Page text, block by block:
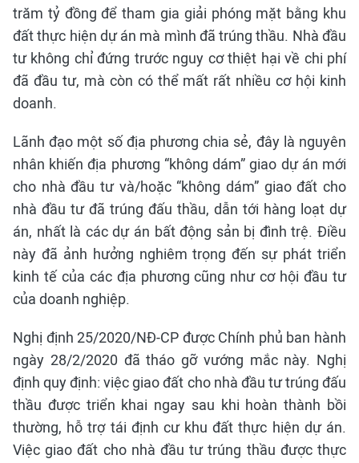
trăm tỷ đồng để tham gia giải phóng mặt bằng khu
đất thực hiện dự án mà mình đã trúng thầu. Nhà đầu
tư không chỉ đứng trước nguy cơ thiệt hại về chi phí
đã đầu tư, mà còn có thể mất rất nhiều cơ hội kinh
doanh.
Lãnh đạo một số địa phương chia sẻ, đây là nguyên
nhân khiến địa phương “không dám” giao dự án mới
cho nhà đầu tư và/hoặc “không dám” giao đất cho
nhà đầu tư đã trúng đấu thầu, dẫn tới hàng loạt dự
án, nhất là các dự án bất động sản bị đình trệ. Điều
này đã ảnh hưởng nghiêm trọng đến sự phát triển
kinh tế của các địa phương cũng như cơ hội đầu tư
của doanh nghiệp.
Nghị định 25/2020/NĐ-CP được Chính phủ ban hành
ngày 28/2/2020 đã tháo gỡ vướng mắc này. Nghị
định quy định: việc giao đất cho nhà đầu tư trúng đấu
thầu được triển khai ngay sau khi hoàn thành bồi
thường, hỗ trợ tái định cư khu đất thực hiện dự án.
Việc giao đất cho nhà đầu tư trúng thầu được thực